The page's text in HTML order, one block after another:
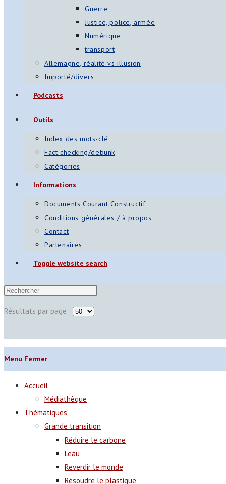
Guerre
Justice, police, armée
Numérique
transport
Allemagne, réalité vs illusion
Importé/divers
Podcasts
Outils
Index des mots-clé
Fact checking/debunk
Catégories
Informations
Documents Courant Constructif
Conditions générales / à propos
Contact
Partenaires
Toggle website search
Résultats par page :
Menu Fermer
Accueil
Médiathèque
Thématiques
Grande transition
Réduire le carbone
L’eau
Reverdir le monde
Résoudre le plastique